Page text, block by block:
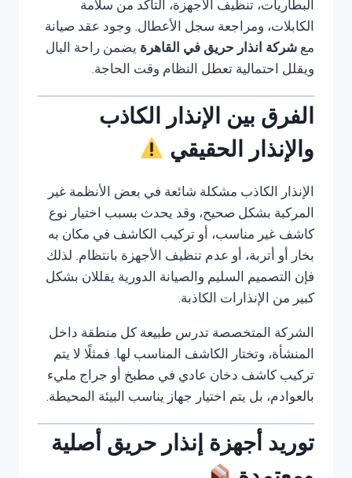
البطاريات، تنظيف الأجهزة، التأكد من سلامة
الكابلات، ومراجعة سجل الأعطال. وجود عقد صيانة
مع شركة انذار حريق في القاهرة يضمن راحة البال
ويقلل احتمالية تعطل النظام وقت الحاجة.
الفرق بين الإنذار الكاذب
والإنذار الحقيقي
الإنذار الكاذب مشكلة شائعة في بعض الأنظمة غير
المركبة بشكل صحيح، وقد يحدث بسبب اختيار نوع
كاشف غير مناسب، أو تركيب الكاشف في مكان به
بخار أو أتربة، أو عدم تنظيف الأجهزة بانتظام. لذلك
فإن التصميم السليم والصيانة الدورية يقللان بشكل
كبير من الإنذارات الكاذبة.
الشركة المتخصصة تدرس طبيعة كل منطقة داخل
المنشأة، وتختار الكاشف المناسب لها. فمثلًا لا يتم
تركيب كاشف دخان عادي في مطبخ أو جراج مليء
بالعوادم، بل يتم اختيار جهاز يناسب البيئة المحيطة.
توريد أجهزة إنذار حريق أصلية